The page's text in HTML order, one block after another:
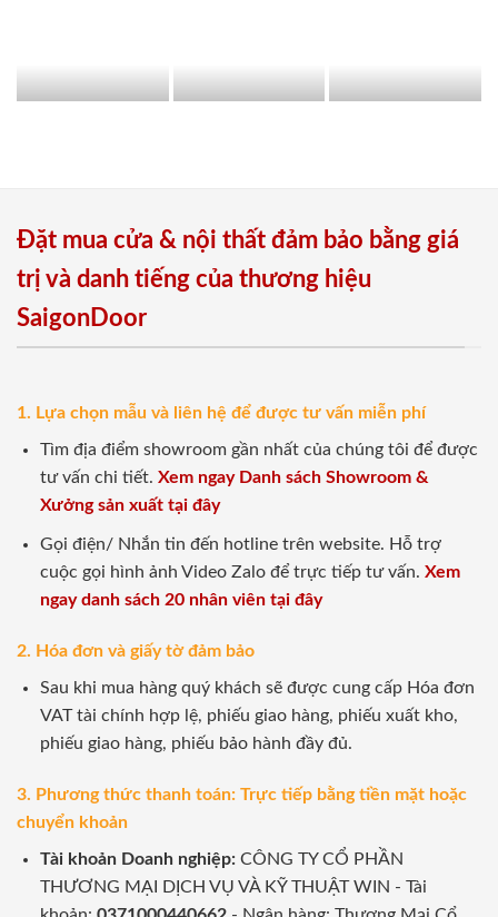
Đặt mua cửa & nội thất đảm bảo bằng giá
trị và danh tiếng của thương hiệu
SaigonDoor
1. Lựa chọn mẫu và liên hệ để được tư vấn miễn phí
Tìm địa điểm showroom gần nhất của chúng tôi để được
tư vấn chi tiết. Xem ngay Danh sách Showroom &
Xưởng sản xuất tại đây
Gọi điện/ Nhắn tin đến hotline trên website. Hỗ trợ
cuộc gọi hình ảnh Video Zalo để trực tiếp tư vấn. Xem
ngay danh sách 20 nhân viên tại đây
2. Hóa đơn và giấy tờ đảm bảo
Sau khi mua hàng quý khách sẽ được cung cấp Hóa đơn
VAT tài chính hợp lệ, phiếu giao hàng, phiếu xuất kho,
phiếu giao hàng, phiếu bảo hành đầy đủ.
3. Phương thức thanh toán: Trực tiếp bằng tiền mặt hoặc
chuyển khoản
Tài khoản Doanh nghiệp:CÔNG TY CỔ PHẦN
THƯƠNG MẠI DỊCH VỤ VÀ KỸ THUẬT WIN - Tài